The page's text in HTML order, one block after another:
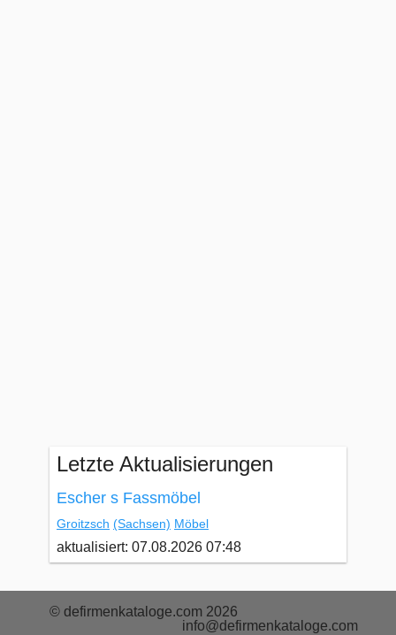
Letzte Aktualisierungen
Escher s Fassmöbel
Groitzsch (Sachsen) Möbel
aktualisiert: 07.08.2026 07:48
© defirmenkataloge.com 2026
info@defirmenkataloge.com